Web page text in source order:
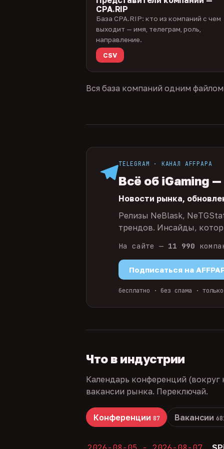
CPA.RIP
База CPA.RIP: кто из компаний с чем
выходит — имя, телеграм, роль,
направление.
CSV
Вся база компаний одним
TELEGRAM · КАНАЛ AFFPAPA
Всё об iGaming
Новости рынка,
Релизы NeBlask,
трендов. Инсайды,
На сайте — 11 990
Подписаться на
бесплатно · без спама ·
Что в индустрии
Календарь конференций
вакансии рынка. Переключай.
Конференции 87 Вакансии